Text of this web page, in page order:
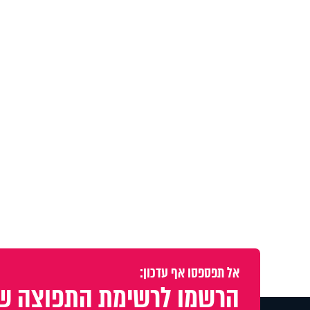
אל תפספסו אף עדכון:
הרשמו לרשימת התפוצה